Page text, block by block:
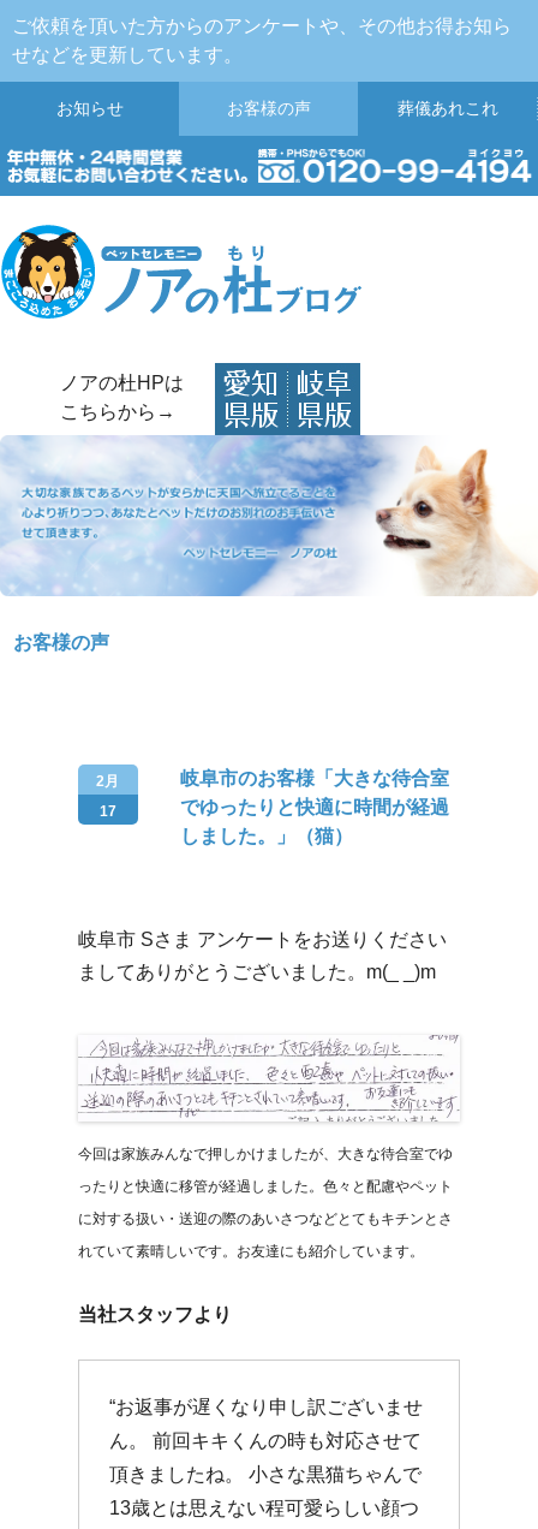
ご依頼を頂いた方からのアンケートや、その他お得お知ら
せなどを更新しています。
お知らせ お客様の声 葬儀あれこれ
ノアの杜HPは
こちらから→
お客様の声
2月
17
岐阜市のお客様「大きな待合室
でゆったりと快適に時間が経過
しました。」（猫）
岐阜市 Sさま アンケートをお送りください
ましてありがとうございました。m(_ _)m
今回は家族みんなで押しかけましたが、大きな待合室でゆ
ったりと快適に移管が経過しました。色々と配慮やペット
に対する扱い・送迎の際のあいさつなどとてもキチンとさ
れていて素晴しいです。お友達にも紹介しています。
当社スタッフより
“お返事が遅くなり申し訳ございませ
ん。 前回キキくんの時も対応させて
頂きましたね。 小さな黒猫ちゃんで
13歳とは思えない程可愛らしい顔つ